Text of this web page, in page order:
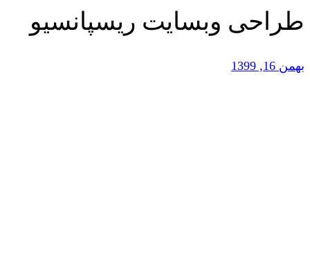
طراحی وبسایت ریسپانسیو
بهمن 16, 1399